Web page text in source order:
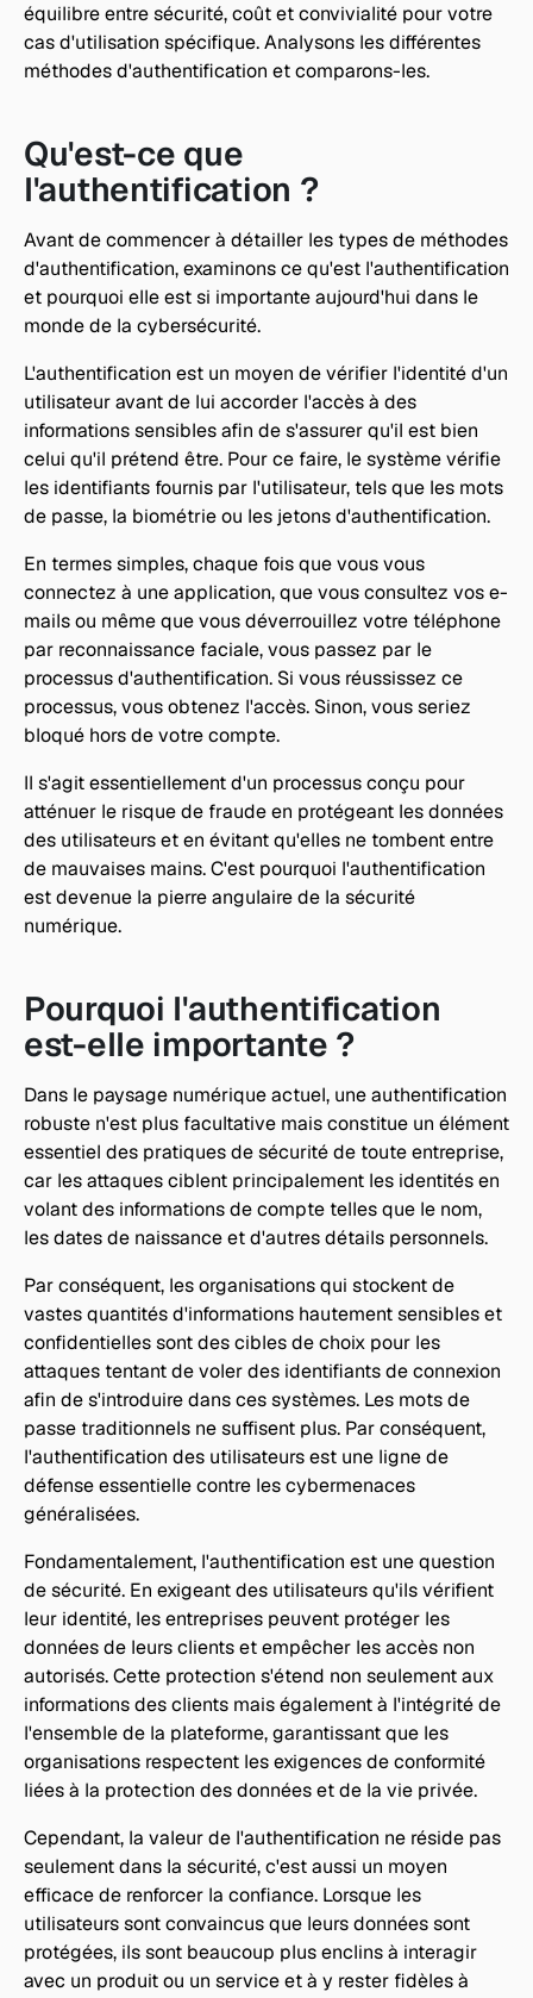
équilibre entre sécurité, coût et convivialité pour votre
cas d'utilisation spécifique. Analysons les différentes
méthodes d'authentification et comparons-les.
Qu'est-ce que
l'authentification ?
Avant de commencer à détailler les types de méthodes
d'authentification, examinons ce qu'est l'authentification
et pourquoi elle est si importante aujourd'hui dans le
monde de la cybersécurité.
L'authentification est un moyen de vérifier l'identité d'un
utilisateur avant de lui accorder l'accès à des
informations sensibles afin de s'assurer qu'il est bien
celui qu'il prétend être. Pour ce faire, le système vérifie
les identifiants fournis par l'utilisateur, tels que les mots
de passe, la biométrie ou les jetons d'authentification.
En termes simples, chaque fois que vous vous
connectez à une application, que vous consultez vos e-
mails ou même que vous déverrouillez votre téléphone
par reconnaissance faciale, vous passez par le
processus d'authentification. Si vous réussissez ce
processus, vous obtenez l'accès. Sinon, vous seriez
bloqué hors de votre compte.
Il s'agit essentiellement d'un processus conçu pour
atténuer le risque de fraude en protégeant les données
des utilisateurs et en évitant qu'elles ne tombent entre
de mauvaises mains. C'est pourquoi l'authentification
est devenue la pierre angulaire de la sécurité
numérique.
Pourquoi l'authentification
est-elle importante ?
Dans le paysage numérique actuel, une authentification
robuste n'est plus facultative mais constitue un élément
essentiel des pratiques de sécurité de toute entreprise,
car les attaques ciblent principalement les identités en
volant des informations de compte telles que le nom,
les dates de naissance et d'autres détails personnels.
Par conséquent, les organisations qui stockent de
vastes quantités d'informations hautement sensibles et
confidentielles sont des cibles de choix pour les
attaques tentant de voler des identifiants de connexion
afin de s'introduire dans ces systèmes. Les mots de
passe traditionnels ne suffisent plus. Par conséquent,
l'authentification des utilisateurs est une ligne de
défense essentielle contre les cybermenaces
généralisées.
Fondamentalement, l'authentification est une question
de sécurité. En exigeant des utilisateurs qu'ils vérifient
leur identité, les entreprises peuvent protéger les
données de leurs clients et empêcher les accès non
autorisés. Cette protection s'étend non seulement aux
informations des clients mais également à l'intégrité de
l'ensemble de la plateforme, garantissant que les
organisations respectent les exigences de conformité
liées à la protection des données et de la vie privée.
Cependant, la valeur de l'authentification ne réside pas
seulement dans la sécurité, c'est aussi un moyen
efficace de renforcer la confiance. Lorsque les
utilisateurs sont convaincus que leurs données sont
protégées, ils sont beaucoup plus enclins à interagir
avec un produit ou un service et à y rester fidèles à